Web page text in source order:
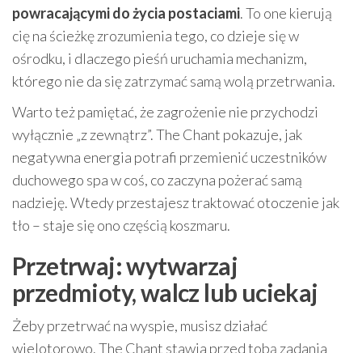
powracającymi do życia postaciami. To one kierują
cię na ścieżkę zrozumienia tego, co dzieje się w
ośrodku, i dlaczego pieśń uruchamia mechanizm,
którego nie da się zatrzymać samą wolą przetrwania.
Warto też pamiętać, że zagrożenie nie przychodzi
wyłącznie „z zewnątrz”. The Chant pokazuje, jak
negatywna energia potrafi przemienić uczestników
duchowego spa w coś, co zaczyna pożerać samą
nadzieję. Wtedy przestajesz traktować otoczenie jak
tło – staje się ono częścią koszmaru.
Przetrwaj: wytwarzaj
przedmioty, walcz lub uciekaj
Żeby przetrwać na wyspie, musisz działać
wielotorowo. The Chant stawia przed tobą zadania